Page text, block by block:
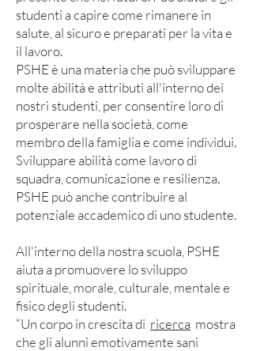
studenti a capire come rimanere in
salute, al sicuro e preparati per la vita e
il lavoro.
PSHE è una materia che può sviluppare
molte abilità e attributi all'interno dei
nostri studenti, per consentire loro di
prosperare nella società, come
membro della famiglia e come individui.
Sviluppare abilità come lavoro di
squadra, comunicazione e resilienza.
PSHE può anche contribuire al
potenziale accademico di uno studente.
All'interno della nostra scuola, PSHE
aiuta a promuovere lo sviluppo
spirituale, morale, culturale, mentale e
fisico degli studenti.
“Un corpo in crescita di ricerca mostra
che gli alunni emotivamente sani